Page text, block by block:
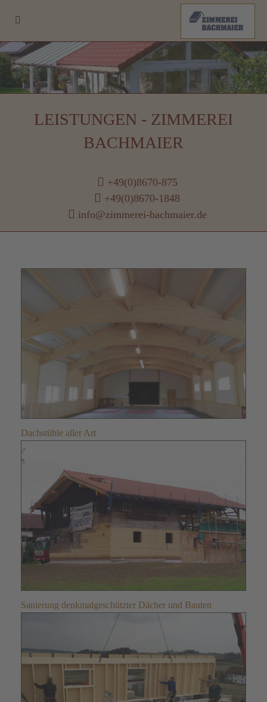
LEISTUNGEN - ZIMMEREI
BACHMAIER
+49(0)8670-875
+49(0)8670-1848
info@zimmerei-bachmaier.de
Dachstühle aller Art
Sanierung denkmalgeschützter Dächer und Bauten